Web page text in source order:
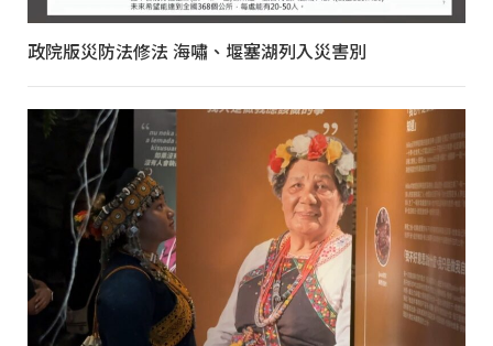
政院版災防法修法 海嘯、堰塞湖列入災害別